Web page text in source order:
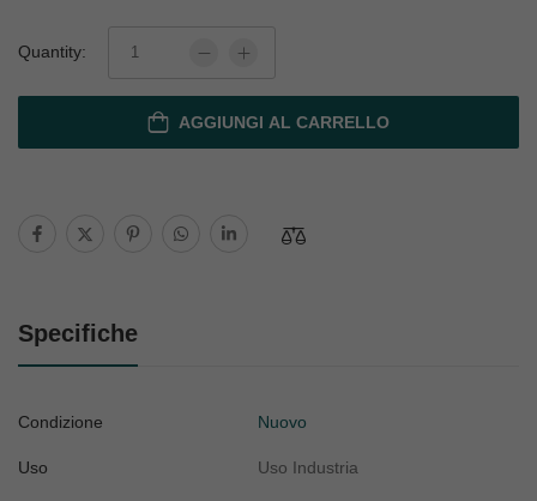
Quantity:
AGGIUNGI AL CARRELLO
Specifiche
Condizione Nuovo
Uso Uso Industria